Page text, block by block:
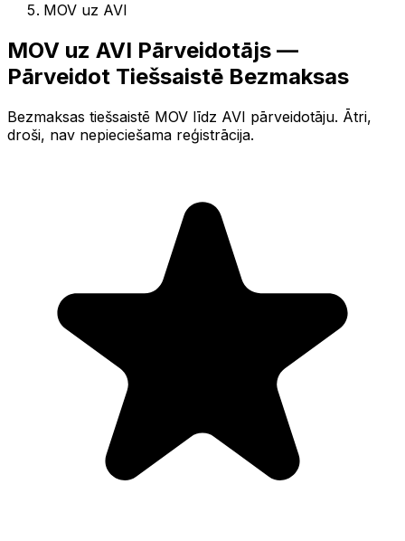
MOV uz AVI
MOV uz AVI Pārveidotājs —
Pārveidot Tiešsaistē Bezmaksas
Bezmaksas tiešsaistē MOV līdz AVI pārveidotāju. Ātri,
droši, nav nepieciešama reģistrācija.